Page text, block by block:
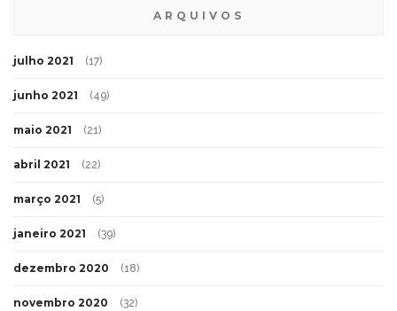
ARQUIVOS
julho 2021 (17)
junho 2021 (49)
maio 2021 (21)
abril 2021 (22)
março 2021 (5)
janeiro 2021 (39)
dezembro 2020 (18)
novembro 2020 (32)